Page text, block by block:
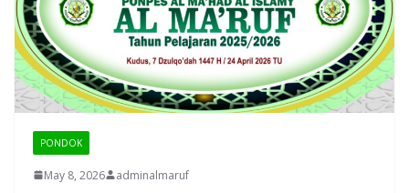
PONDOK
May 8, 2026 adminalmaruf